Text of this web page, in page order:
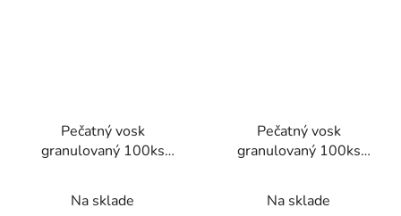
Pečatný vosk
granulovaný 100ks
Na sklade
Pečatný vosk
granulovaný 100ks
Na sklade